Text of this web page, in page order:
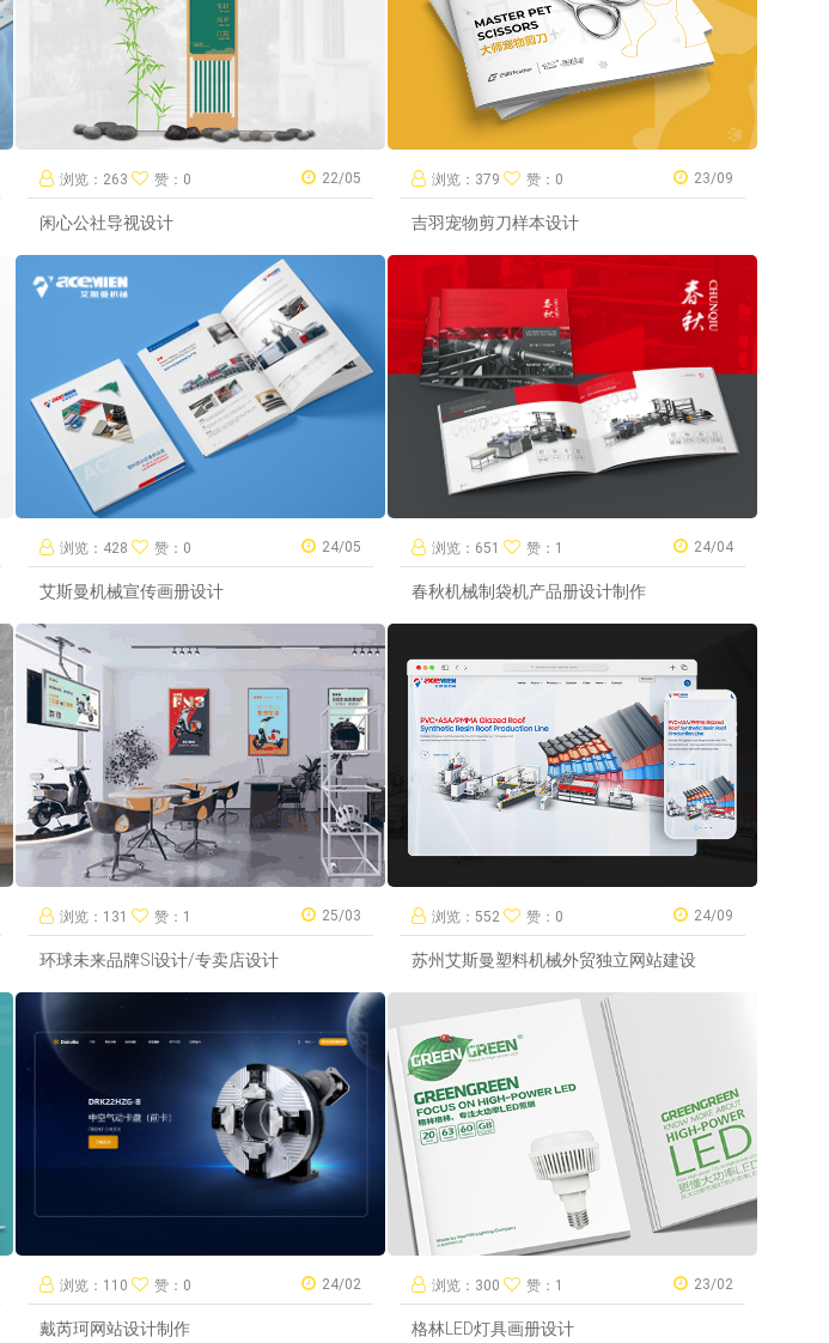
浏览：263 赞：0 22/05
闲心公社导视设计
浏览：379 赞：0 23/09
吉羽宠物剪刀样本设计
浏览：428 赞：0 24/05
艾斯曼机械宣传画册设计
浏览：651 赞：1 24/04
春秋机械制袋机产品册设计制作
浏览：131 赞：1 25/03
环球未来品牌SI设计/专卖店设计
浏览：552 赞：0 24/09
苏州艾斯曼塑料机械外贸独立网站建设
浏览：110 赞：0 24/02
戴芮珂网站设计制作
浏览：300 赞：1 23/02
格林LED灯具画册设计